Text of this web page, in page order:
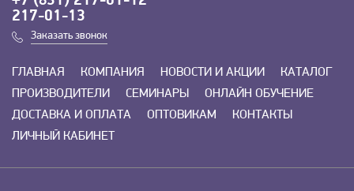
217-01-13
Заказать звонок
ГЛАВНАЯ КОМПАНИЯ НОВОСТИ И АКЦИИ
КАТАЛОГ
ПРОИЗВОДИТЕЛИ
СЕМИНАРЫ
ОНЛАЙН ОБУЧЕНИЕ
ДОСТАВКА И ОПЛАТА
ОПТОВИКАМ
КОНТАКТЫ
ЛИЧНЫЙ КАБИНЕТ